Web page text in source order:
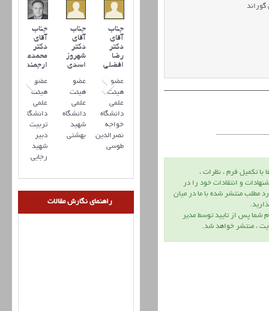
با تكميل فرم ، نظرات ،
و انتقادات خود را در
مطلب منتشر شده با ما در ميان
شما پس از تاييد توسط مدير
، منتشر خواهد شد.
جناب
آقای
دکتر
محمدعلی
ارجمند
عضو
هیئت
علمی
دانشگاه
تربیت
دبیر
شهید
رجایی
جناب
آقای
دکتر
شهروز
اسدی
عضو
هیئت
علمی
دانشگاه
شهید
بهشتی
جناب
آقای
دکتر
رضا
افضلي
عضو
هیئت
علمی
دانشگاه
خواجه
نصرالدین
طوسی
راهنمای نگارش مقالات